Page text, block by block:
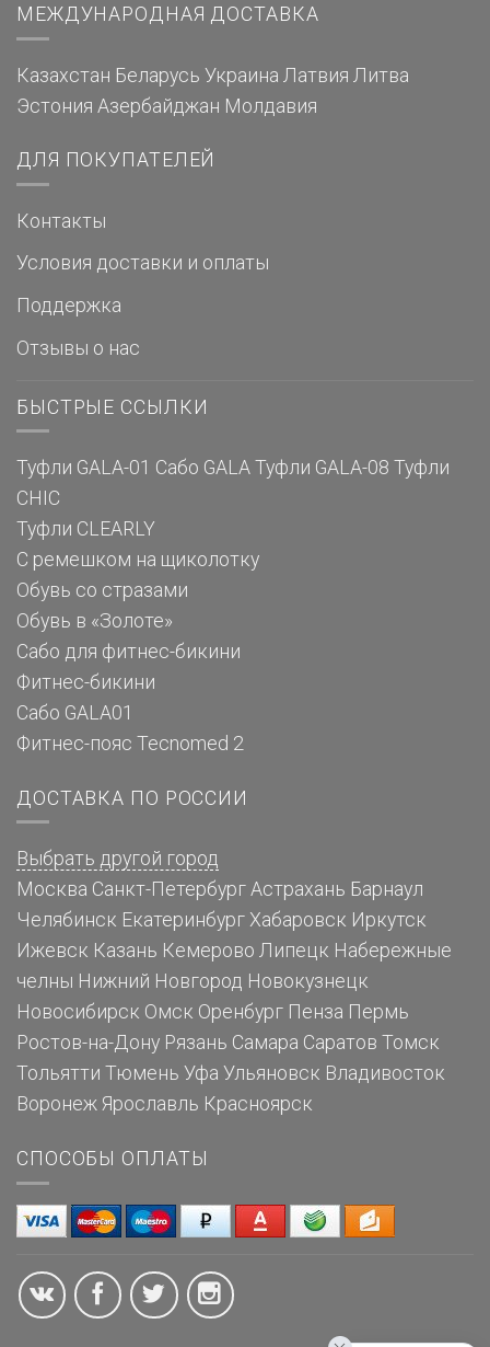
МЕЖДУНАРОДНАЯ ДОСТАВКА
Казахстан Беларусь Украина Латвия Литва
Эстония Азербайджан Молдавия
ДЛЯ ПОКУПАТЕЛЕЙ
Контакты
Условия доставки и оплаты
Поддержка
Отзывы о нас
БЫСТРЫЕ ССЫЛКИ
Туфли GALA-01 Сабо GALA Туфли GALA-08 Туфли
CHIC
Туфли CLEARLY
С ремешком на щиколотку
Обувь со стразами
Обувь в «Золоте»
Сабо для фитнес-бикини
Фитнес-бикини
Сабо GALA01
Фитнес-пояс Tecnomed 2
ДОСТАВКА ПО РОССИИ
Выбрать другой город
Москва Санкт-Петербург Астрахань Барнаул
Челябинск Екатеринбург Хабаровск Иркутск
Ижевск Казань Кемерово Липецк Набережные
челны Нижний Новгород Новокузнецк
Новосибирск Омск Оренбург Пенза Пермь
Ростов-на-Дону Рязань Самара Саратов Томск
Тольятти Тюмень Уфа Ульяновск Владивосток
Воронеж Ярославль Красноярск
СПОСОБЫ ОПЛАТЫ